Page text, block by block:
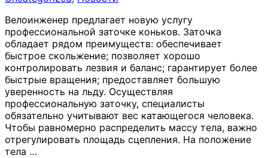
Велоинженер предлагает новую услугу
профессиональной заточке коньков. Заточка
обладает рядом преимуществ: обеспечивает
быстрое скольжение; позволяет хорошо
контролировать лезвия и баланс; гарантирует более
быстрые вращения; предоставляет большую
уверенность на льду. Осуществляя
профессиональную заточку, специалисты
обязательно учитывают вес катающегося человека.
Чтобы равномерно распределить массу тела, важно
отрегулировать площадь сцепления. На положение
тела …